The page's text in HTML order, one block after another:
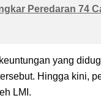
Peredaran 74
yang
Hingga kini,
LMI.